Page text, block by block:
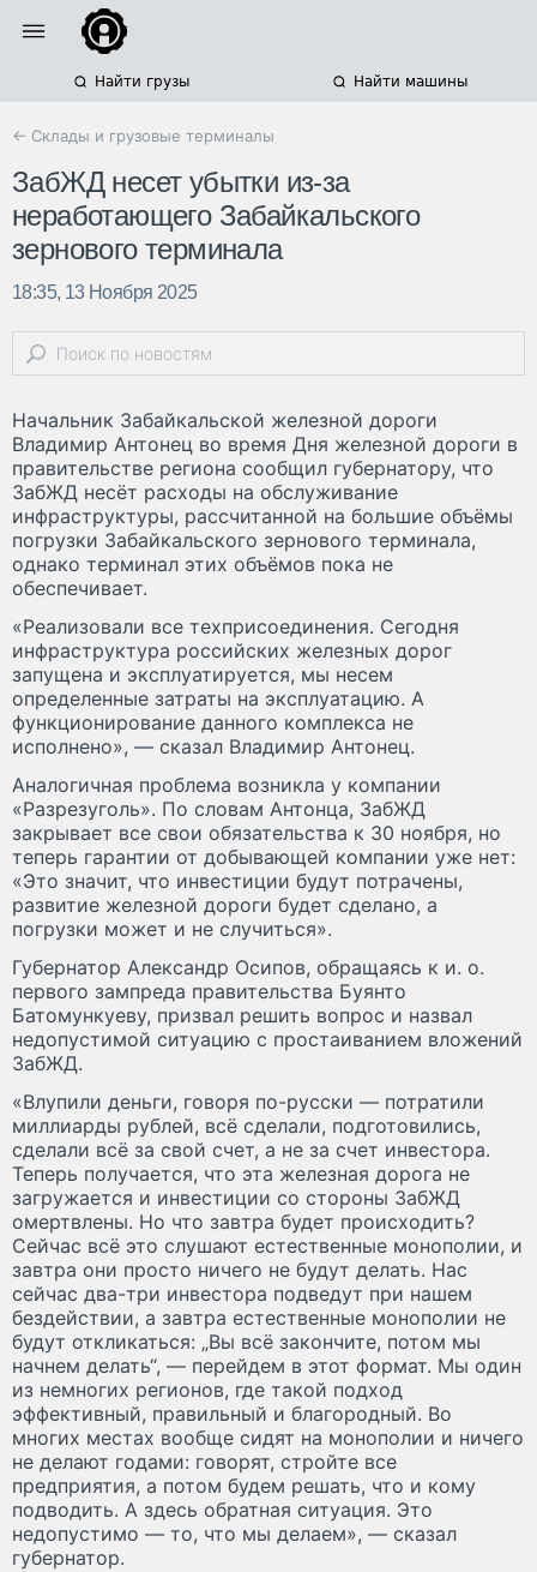
Найти грузы Найти машины
← Склады и грузовые терминалы
ЗабЖД несет убытки из-за
неработающего Забайкальского
зернового терминала
18:35, 13 Ноября 2025
Начальник Забайкальской железной дороги
Владимир Антонец во время Дня железной дороги в
правительстве региона сообщил губернатору, что
ЗабЖД несёт расходы на обслуживание
инфраструктуры, рассчитанной на большие объёмы
погрузки Забайкальского зернового терминала,
однако терминал этих объёмов пока не
обеспечивает.
«Реализовали все техприсоединения. Сегодня
инфраструктура российских железных дорог
запущена и эксплуатируется, мы несем
определенные затраты на эксплуатацию. А
функционирование данного комплекса не
исполнено», — сказал Владимир Антонец.
Аналогичная проблема возникла у компании
«Разрезуголь». По словам Антонца, ЗабЖД
закрывает все свои обязательства к 30 ноября, но
теперь гарантии от добывающей компании уже нет:
«Это значит, что инвестиции будут потрачены,
развитие железной дороги будет сделано, а
погрузки может и не случиться».
Губернатор Александр Осипов, обращаясь к и. о.
первого зампреда правительства Буянто
Батомункуеву, призвал решить вопрос и назвал
недопустимой ситуацию с простаиванием вложений
ЗабЖД.
«Влупили деньги, говоря по-русски — потратили
миллиарды рублей, всё сделали, подготовились,
сделали всё за свой счет, а не за счет инвестора.
Теперь получается, что эта железная дорога не
загружается и инвестиции со стороны ЗабЖД
омертвлены. Но что завтра будет происходить?
Сейчас всё это слушают естественные монополии, и
завтра они просто ничего не будут делать. Нас
сейчас два-три инвестора подведут при нашем
бездействии, а завтра естественные монополии не
будут откликаться: „Вы всё закончите, потом мы
начнем делать“, — перейдем в этот формат. Мы один
из немногих регионов, где такой подход
эффективный, правильный и благородный. Во
многих местах вообще сидят на монополии и ничего
не делают годами: говорят, стройте все
предприятия, а потом будем решать, что и кому
подводить. А здесь обратная ситуация. Это
недопустимо — то, что мы делаем», — сказал
губернатор.